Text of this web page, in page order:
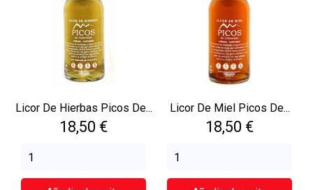
Licor De Hierbas Picos De...
Precio
18,50 €
Licor De Miel Picos De...
Precio
18,50 €